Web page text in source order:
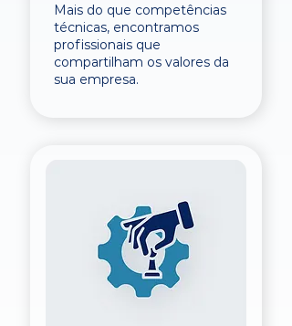
Mais do que competências
técnicas, encontramos
profissionais que
compartilham os valores da
sua empresa.